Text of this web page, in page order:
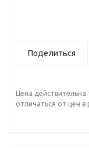
Поделиться
Цена
отличаться от цен в